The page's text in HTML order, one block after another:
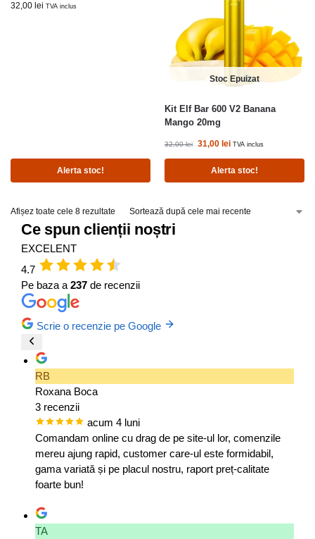
32,00 lei TVA inclus
Alerta stoc!
Stoc Epuizat
Kit Elf Bar 600 V2 Banana
Mango 20mg
32,00lei 31,00 lei TVA inclus
Alerta stoc!
Afișez toate cele 8 rezultate
Ce spun clienții noștri
EXCELENT
4.7
Pe baza a 237 de recenzii
Scrie o recenzie pe Google
RB
Roxana Boca
3 recenzii
acum 4 luni
Comandam online cu drag de pe site-ul lor, comenzile
mereu ajung rapid, customer care-ul este formidabil,
gama variată și pe placul nostru, raport preț-calitate
foarte bun!
TA